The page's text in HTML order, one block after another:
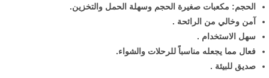
الحجم: مكعبات صغيرة الحجم وسهلة الحمل والتخزين.
آمن وخالي من الرائحة .
سهل الاستخدام .
فعال مما يجعله مناسباً للرحلات والشواء.
صديق للبيئة .